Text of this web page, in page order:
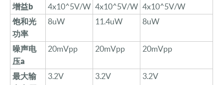
增益b 4x10^5V/W 4x10^5V/W 4x10^5V/W
饱和光
功率
8uW 11.4uW 8uW
噪声电
压a
20mVpp 20mVpp 20mVpp
最大输
3.2V 3.2V 3.2V